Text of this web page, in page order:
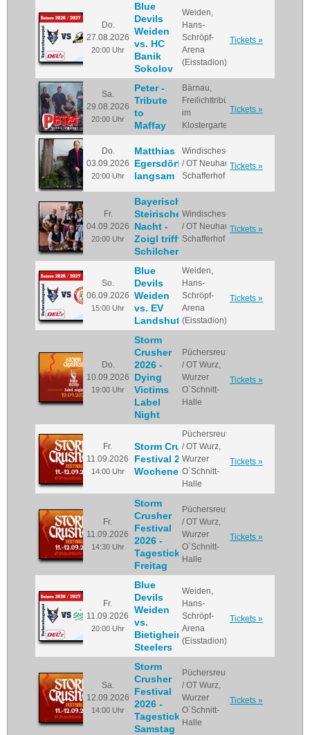
Do.
27.08.2026
20:00 Uhr
Blue
Devils
Weiden
vs. HC
Banik
Sokolov
Weiden,
Hans-
Schröpf-
Arena
(Eisstadion)
Tickets »
Sa.
29.08.2026
20:00 Uhr
Peter -
Tribute
to
Maffay
Bärnau,
Freilichttribüne
im
Klostergarten
Tickets »
Do.
03.09.2026
20:00 Uhr
Matthias
Egersdörfer:
langsam
Windischeschenbach
/ OT Neuhaus,
Schafferhof
Tickets »
Fr.
04.09.2026
20:00 Uhr
Bayerisch
Steirische
Nacht -
Zoigl trifft
Schilcher
Windischeschenbach
/ OT Neuhaus,
Schafferhof
Tickets »
So.
06.09.2026
15:00 Uhr
Blue
Devils
Weiden
vs. EV
Landshut
Weiden,
Hans-
Schröpf-
Arena
(Eisstadion)
Tickets »
Do.
10.09.2026
19:00 Uhr
Storm
Crusher
2026 -
Dying
Victims
Label
Night
Püchersreuth
/ OT Wurz,
Wurzer
O`Schnitt-
Halle
Tickets »
Fr.
11.09.2026
14:00 Uhr
Storm Crusher
Festival 2026 -
Wochenendticket
Püchersreuth
/ OT Wurz,
Wurzer
O`Schnitt-
Halle
Tickets »
Fr.
11.09.2026
14:30 Uhr
Storm
Crusher
Festival
2026 -
Tagesticket
Freitag
Püchersreuth
/ OT Wurz,
Wurzer
O`Schnitt-
Halle
Tickets »
Fr.
11.09.2026
20:00 Uhr
Blue
Devils
Weiden
vs.
Bietigheim
Steelers
Weiden,
Hans-
Schröpf-
Arena
(Eisstadion)
Tickets »
Sa.
12.09.2026
14:00 Uhr
Storm
Crusher
Festival
2026 -
Tagesticket
Samstag
Püchersreuth
/ OT Wurz,
Wurzer
O`Schnitt-
Halle
Tickets »